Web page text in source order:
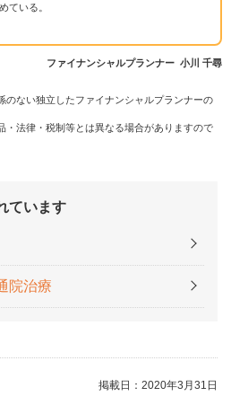
ている。
ファイナンシャルプランナー 小川 千尋
ない独立したファイナンシャルプランナーの
法律・税制等とは異なる場合がありますので
ています
院治療
掲載日：2020年3月31日